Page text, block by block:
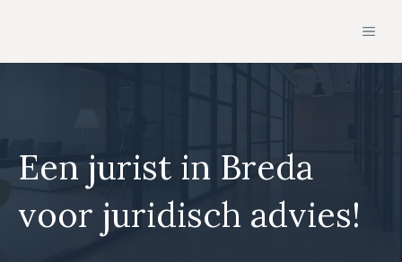
de
Een jurist in Breda
voor juridisch advies!